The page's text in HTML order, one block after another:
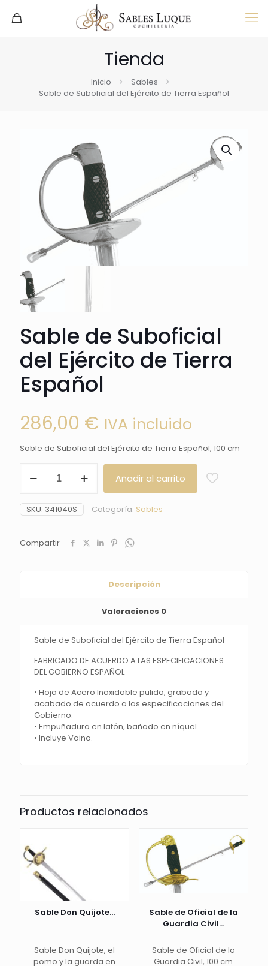
Tienda
Inicio
Sables
Sable de Suboficial del Ejército de Tierra Español
Sable de Suboficial
del Ejército de Tierra
Español
286,00 € IVA incluido
Sable de Suboficial del Ejército de Tierra Español, 100 cm
del
Ejército
Español
Añadir al carrito
SKU: 341040S Categoría: Sables
Compartir
Descripción
Valoraciones 0
Sable de Suboficial del Ejército de Tierra Español
FABRICADO DE ACUERDO A LAS ESPECIFICACIONES
DEL GOBIERNO ESPAÑOL
• Hoja de Acero Inoxidable pulido, grabado y
acabado de acuerdo a las especificaciones del
Gobierno.
• Empuñadura en latón, bañado en níquel.
• Incluye Vaina.
Productos relacionados
Sable Don Quijote...
Sable Don Quijote, el
pomo y la guarda en
Sable de Oficial de la
Guardia Civil...
Sable de Oficial de la
Guardia Civil, 100 cm